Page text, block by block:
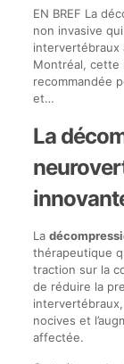
EN BREF La
non invasive
intervertébraux
Montréal, cette
recommandée
et…
La
La
thérapeutique
traction sur la
de réduire la
nocives et
affectée.